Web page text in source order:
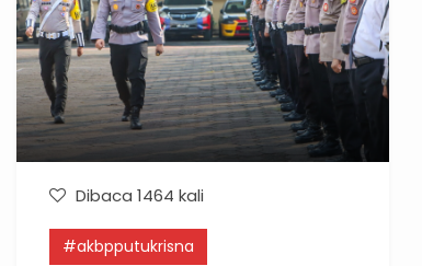
Dibaca 1464 kali
#akbpputukrisna